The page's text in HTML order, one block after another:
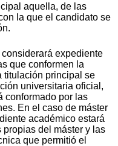
aquella, de las
la que el candidato se
expediente
que conformen la
titulación principal se
universitaria oficial,
conformado por las
En el caso de máster
académico estará
del máster y las
que permitió el